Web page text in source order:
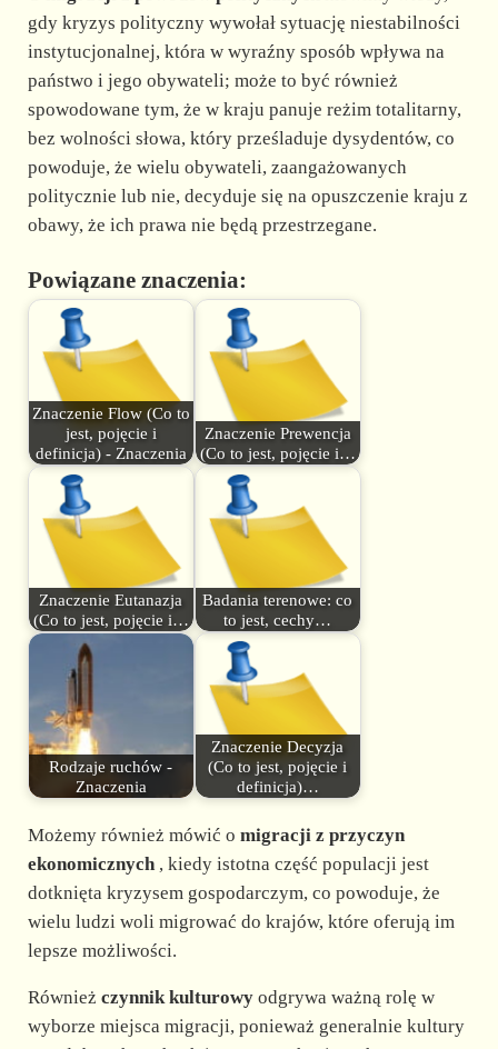
gdy kryzys polityczny wywołał sytuację niestabilności
instytucjonalnej, która w wyraźny sposób wpływa na
państwo i jego obywateli; może to być również
spowodowane tym, że w kraju panuje reżim totalitarny,
bez wolności słowa, który prześladuje dysydentów, co
powoduje, że wielu obywateli, zaangażowanych
politycznie lub nie, decyduje się na opuszczenie kraju z
obawy, że ich prawa nie będą przestrzegane.
Powiązane znaczenia:
Znaczenie Flow (Co to
jest, pojęcie i
definicja) - Znaczenia
Znaczenie Prewencja
(Co to jest, pojęcie i…
Znaczenie Eutanazja
(Co to jest, pojęcie i…
Badania terenowe: co
to jest, cechy…
Rodzaje ruchów -
Znaczenia
Znaczenie Decyzja
(Co to jest, pojęcie i
definicja)…
Możemy również mówić o migracji z przyczyn
ekonomicznych, kiedy istotna część populacji jest
dotknięta kryzysem gospodarczym, co powoduje, że
wielu ludzi woli migrować do krajów, które oferują im
lepsze możliwości.
Również czynnik kulturowyodgrywa ważną rolę w
wyborze miejsca migracji, ponieważ generalnie kultury